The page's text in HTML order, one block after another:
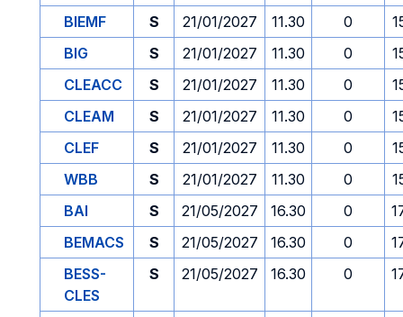
BIEMF
S 21/01/2027 11.30 0
BIG
S 21/01/2027 11.30 0
CLEACC
S 21/01/2027 11.30 0
CLEAM
S 21/01/2027 11.30 0
CLEF
S 21/01/2027 11.30 0
WBB
S 21/01/2027 11.30 0
BAI
S 21/05/2027 16.30 0
BEMACS
S 21/05/2027 16.30 0
BESS-
CLES
S 21/05/2027 16.30 0